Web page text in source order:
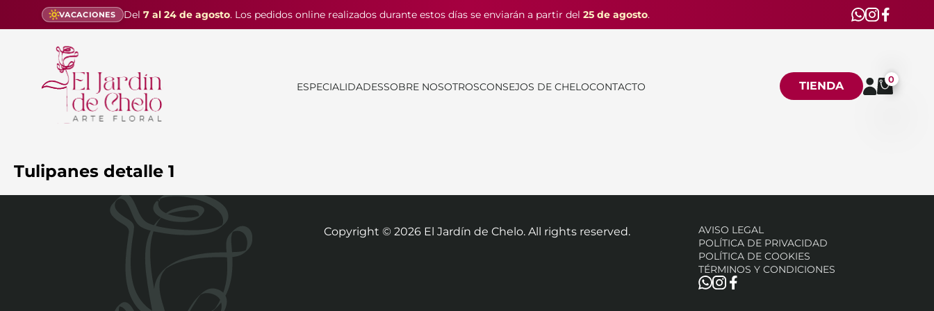
VACACIONES Del 7 al 24 de agosto. Los pedidos online realizados durante estos días se enviarán a partir del 25 de agosto.
ESPECIALIDADESSOBRE NOSOTROSCONSEJOS DE CHELOCONTACTO TIENDA 0
Tulipanes detalle 1
Copyright © 2026El Jardín de Chelo. All rights reserved.
AVISO LEGAL
POLÍTICA DE PRIVACIDAD
POLÍTICA DE COOKIES
TÉRMINOS Y CONDICIONES